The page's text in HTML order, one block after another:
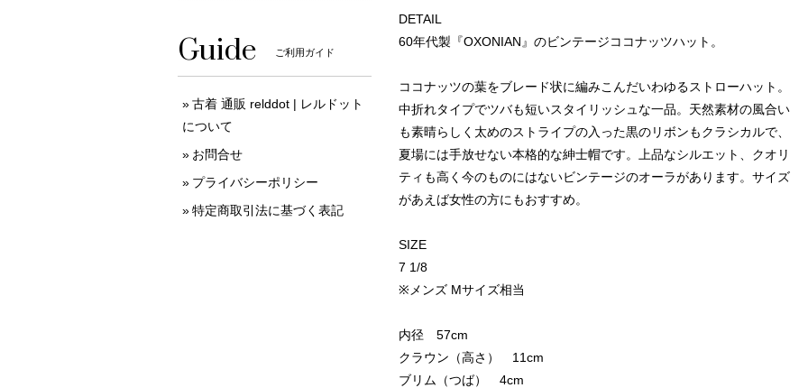
DETAIL
60年代製『OXONIAN』のビンテージココナッツハット。
ココナッツの葉をブレード状に編みこんだいわゆるストローハット。
中折れタイプでツバも短いスタイリッシュな一品。天然素材の風合い
も素晴らしく太めのストライプの入った黒のリボンもクラシカルで、
夏場には手放せない本格的な紳士帽です。上品なシルエット、クオリ
ティも高く今のものにはないビンテージのオーラがあります。サイズ
があえば女性の方にもおすすめ。
SIZE
7 1/8
※メンズ Mサイズ相当
内径 57cm
クラウン（高さ） 11cm
ブリム（つば） 4cm
Guide ご利用ガイド
古着 通販 relddot | レルドット
について
お問合せ
プライバシーポリシー
特定商取引法に基づく表記